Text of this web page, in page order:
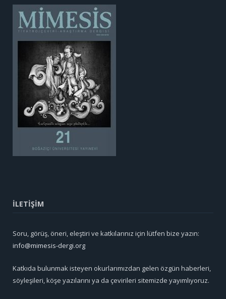
İLETİŞİM
Soru, görüş, öneri, eleştiri ve katkılarınız için lütfen bize yazın:
info@mimesis-dergi.org
Katkıda bulunmak isteyen okurlarımızdan gelen özgün haberleri,
söyleşileri, köşe yazılarını ya da çevirileri sitemizde yayımlıyoruz.